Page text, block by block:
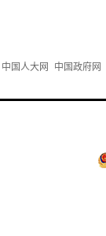
中国人大网 中国政府网